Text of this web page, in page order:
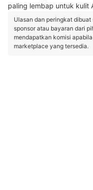
paling lembap untuk kulit
Ulasan dan peringkat
sponsor atau bayaran dari
mendapatkan komisi
marketplace yang tersedia.